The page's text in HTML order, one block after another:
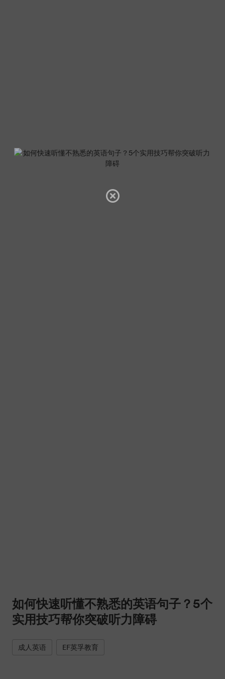
如何快速听懂不熟悉的英语句子？5个
实用技巧帮你突破听力障碍
成人英语 EF英孚教育